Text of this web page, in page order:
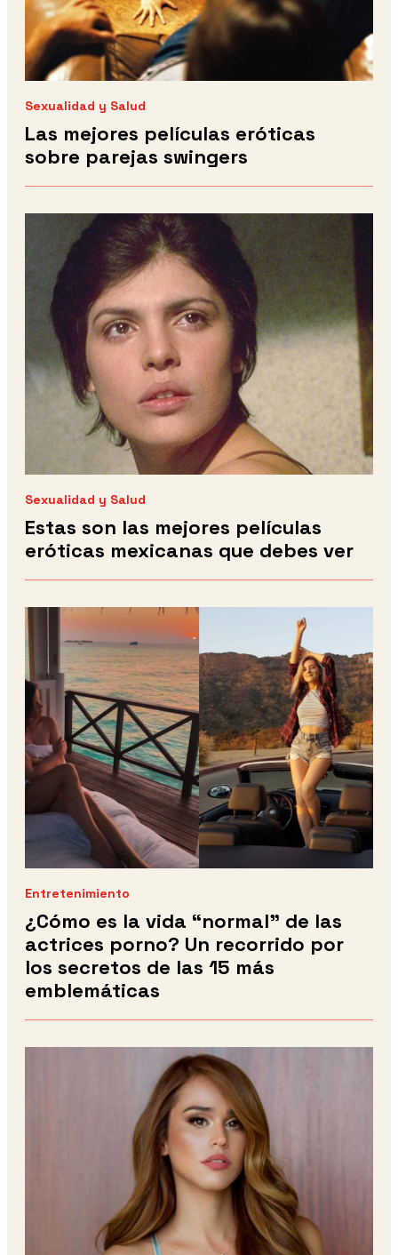
Sexualidad y Salud
Las mejores películas eróticas
sobre parejas swingers
Sexualidad y Salud
Estas son las mejores películas
eróticas mexicanas que debes ver
Entretenimiento
¿Cómo es la vida “normal” de las
actrices porno? Un recorrido por
los secretos de las 15 más
emblemáticas